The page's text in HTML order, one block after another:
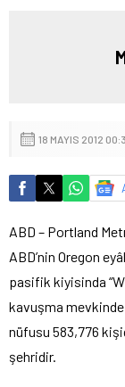
18 MAYIS 2012
ABD – Portland
ABD’nin Oregon
pasifik kiyisinda
kavuşma
nüfusu 583,776
şehridir.